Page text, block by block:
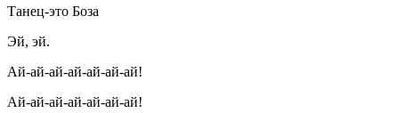
Танец-это Боза
Эй, эй.
Ай-ай-ай-ай-ай-ай-ай!
Ай-ай-ай-ай-ай-ай-ай!